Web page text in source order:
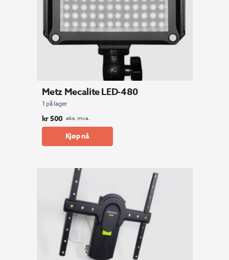
Metz Mecalite LED-480
1 på lager
kr500 eks. mva.
Kjøp nå